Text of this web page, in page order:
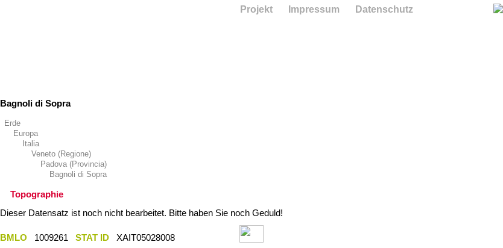
Bagnoli di Sopra
Erde
Europa
Italia
Veneto (Regione)
Padova (Provincia)
Bagnoli di Sopra
Topographie
Dieser Datensatz ist noch nicht bearbeitet. Bitte haben Sie noch Geduld!
BMLO 1009261 STAT ID
XAIT05028008
Projekt Impressum Datenschutz